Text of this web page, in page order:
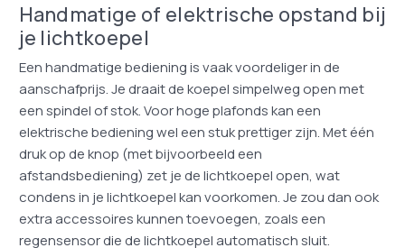
Handmatige of elektrische opstand bij
je lichtkoepel
Een handmatige bediening is vaak voordeliger in de
aanschafprijs. Je draait de koepel simpelweg open met
een spindel of stok. Voor hoge plafonds kan een
elektrische bediening wel een stuk prettiger zijn. Met één
druk op de knop (met bijvoorbeeld een
afstandsbediening) zet je de lichtkoepel open, wat
condens in je lichtkoepel kan voorkomen. Je zou dan ook
extra accessoires kunnen toevoegen, zoals een
regensensor die de lichtkoepel automatisch sluit.